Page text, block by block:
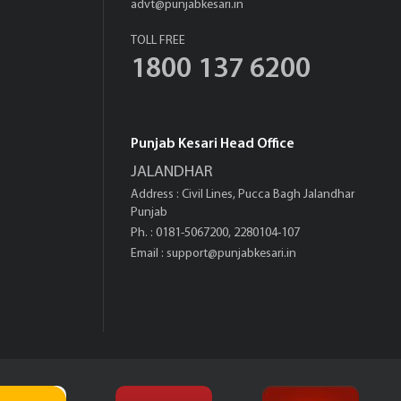
advt@punjabkesari.in
TOLL FREE
1800 137 6200
Punjab Kesari Head Office
JALANDHAR
Address : Civil Lines, Pucca Bagh Jalandhar
Punjab
Ph. : 0181-5067200, 2280104-107
Email : support@punjabkesari.in